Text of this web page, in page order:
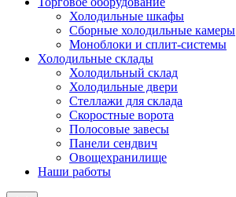
Холодильные шкафы
Сборные холодильные камеры
Моноблоки и сплит-системы
Холодильные склады
Холодильный склад
Холодильные двери
Стеллажи для склада
Скоростные ворота
Полосовые завесы
Панели сендвич
Овощехранилище
Наши работы